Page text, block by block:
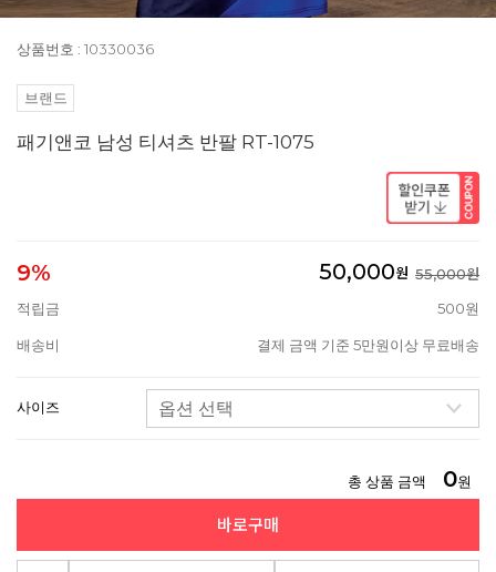
상품번호 : 10330036
브랜드
패기앤코 남성 티셔츠 반팔 RT-1075
9% 50,000원 55,000원
적립금
500원
배송비 결제 금액 기준 5만원이상 무료배송
사이즈
총 상품 금액 0원
바로구매